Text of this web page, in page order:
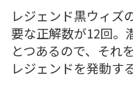
レジェンド黒ウィズ
要な正解数が12回。
とつあるので、それ
レジェンドを発動す